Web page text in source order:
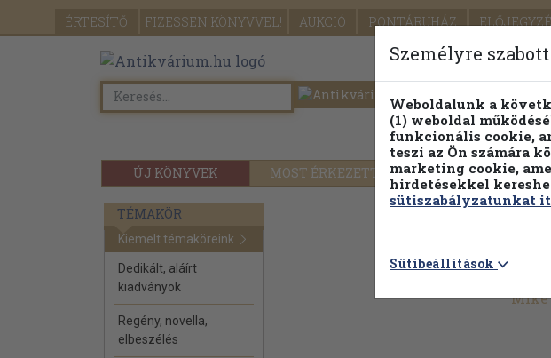
ÉRTESÍTŐ FIZESSEN KÖNYVVEL! AUKCIÓ PONTÁRUHÁZ
ÚJ KÖNYVEK MOST ÉRKEZETT PILLANATNYI
TÉMAKÖR
Kiemelt témaköreink
Dedikált, aláírt
kiadványok
Regény, novella,
elbeszélés
Mike
Személyre
Weboldalunk a
(1) weboldal
funkcionális cookie,
teszi az Ön számára
marketing cookie,
hirdetésekkel
sütiszabályzatunkat
Sütibeállítások